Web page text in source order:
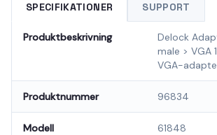
SPECIFIKATIONER SUPPORT
Produktbeskrivning
Delock
male > VGA
VGA-
Produktnummer 96834
Modell 61848